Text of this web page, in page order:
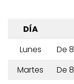
DÍA
Lunes
De
Martes
De